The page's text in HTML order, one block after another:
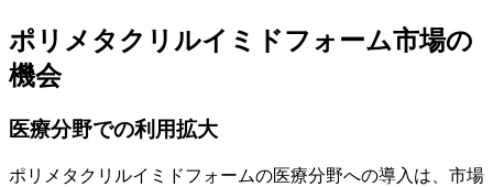
ポリメタクリルイミドフォーム市場の
機会
医療分野での利用拡大
ポリメタクリルイミドフォームの医療分野への導入は、市場